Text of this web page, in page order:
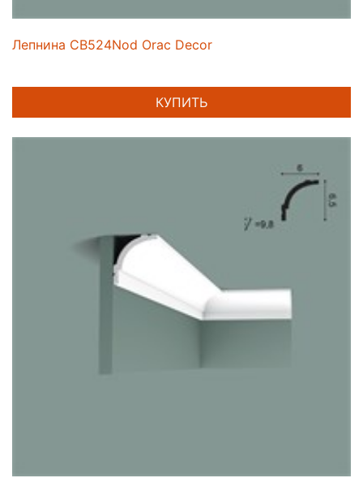
Лепнина CB524Nod Orac Decor
КУПИТЬ